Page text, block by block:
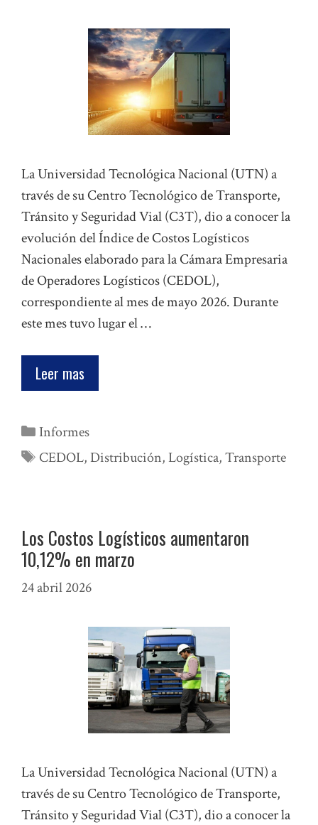
La Universidad Tecnológica Nacional (UTN) a
través de su Centro Tecnológico de Transporte,
Tránsito y Seguridad Vial (C3T), dio a conocer la
evolución del Índice de Costos Logísticos
Nacionales elaborado para la Cámara Empresaria
de Operadores Logísticos (CEDOL),
correspondiente al mes de mayo 2026. Durante
este mes tuvo lugar el …
Leer mas
Categorías
Informes
Etiquetas
CEDOL,Distribución,Logística,Transporte
Los Costos Logísticos aumentaron
10,12% en marzo
24 abril 2026
La Universidad Tecnológica Nacional (UTN) a
través de su Centro Tecnológico de Transporte,
Tránsito y Seguridad Vial (C3T), dio a conocer la